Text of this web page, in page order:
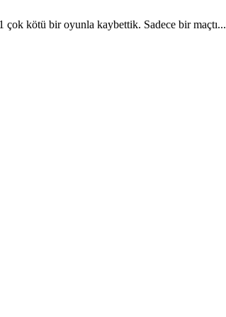
çok kötü bir oyunla kaybettik. Sadece bir maçtı...